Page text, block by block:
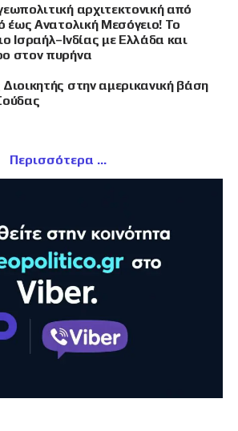
αρχιτεκτονική από
έως Ανατολική Μεσόγειο! Το
Ισραήλ–Ινδίας με Ελλάδα και
στον πυρήνα
στην αμερικανική βάση
Περισσότερα